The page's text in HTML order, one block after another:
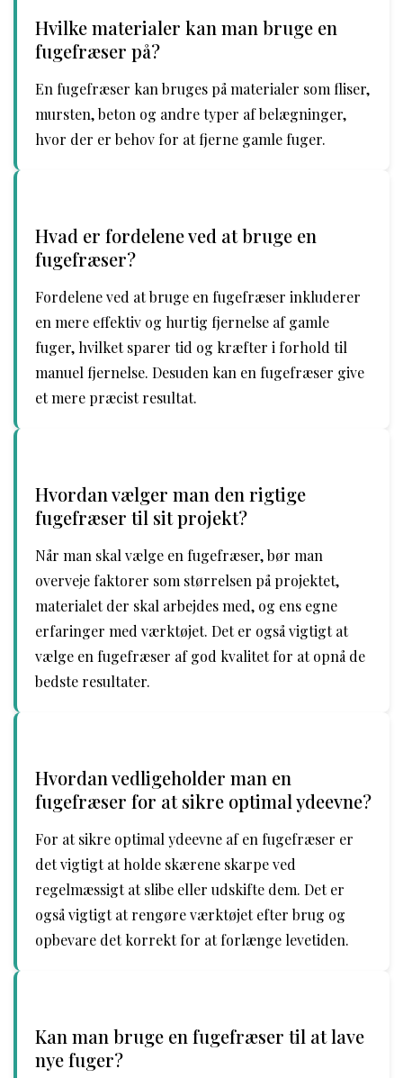
Hvilke materialer kan man bruge en
fugefræser på?
En fugefræser kan bruges på materialer som fliser,
mursten, beton og andre typer af belægninger,
hvor der er behov for at fjerne gamle fuger.
Hvad er fordelene ved at bruge en
fugefræser?
Fordelene ved at bruge en fugefræser inkluderer
en mere effektiv og hurtig fjernelse af gamle
fuger, hvilket sparer tid og kræfter i forhold til
manuel fjernelse. Desuden kan en fugefræser give
et mere præcist resultat.
Hvordan vælger man den rigtige
fugefræser til sit projekt?
Når man skal vælge en fugefræser, bør man
overveje faktorer som størrelsen på projektet,
materialet der skal arbejdes med, og ens egne
erfaringer med værktøjet. Det er også vigtigt at
vælge en fugefræser af god kvalitet for at opnå de
bedste resultater.
Hvordan vedligeholder man en
fugefræser for at sikre optimal ydeevne?
For at sikre optimal ydeevne af en fugefræser er
det vigtigt at holde skærene skarpe ved
regelmæssigt at slibe eller udskifte dem. Det er
også vigtigt at rengøre værktøjet efter brug og
opbevare det korrekt for at forlænge levetiden.
Kan man bruge en fugefræser til at lave
nye fuger?